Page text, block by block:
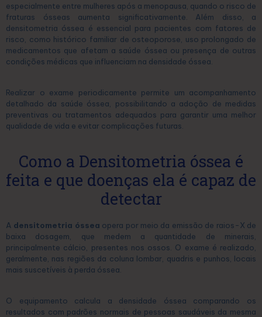
especialmente entre mulheres após a menopausa, quando o risco de
fraturas ósseas aumenta significativamente. Além disso, a
densitometria óssea é essencial para pacientes com fatores de
risco, como histórico familiar de osteoporose, uso prolongado de
medicamentos que afetam a saúde óssea ou presença de outras
condições médicas que influenciam na densidade óssea.
Realizar o exame periodicamente permite um acompanhamento
detalhado da saúde óssea, possibilitando a adoção de medidas
preventivas ou tratamentos adequados para garantir uma melhor
qualidade de vida e evitar complicações futuras.
Como a Densitometria óssea é
feita e que doenças ela é capaz de
detectar
A densitometria óssea opera por meio da emissão de raios-X de
baixa dosagem, que medem a quantidade de minerais,
principalmente cálcio, presentes nos ossos. O exame é realizado,
geralmente, nas regiões da coluna lombar, quadris e punhos, locais
mais suscetíveis à perda óssea.
O equipamento calcula a densidade óssea comparando os
resultados com padrões normais de pessoas saudáveis da mesma